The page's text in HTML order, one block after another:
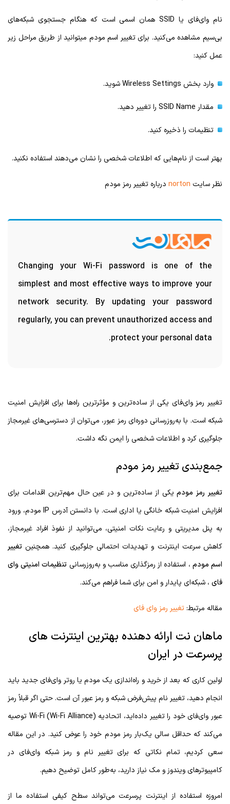
نام وای‌فای یا SSID همان اسمی است که هنگام جستجوی شبکه‌های
بی‌سیم مشاهده می‌کنید. برای تغییر اسم مودم می‎توانید از طریق مراحل زیر
عمل کنید:
وارد بخش Wireless Settings شوید.
مقدار SSID Name را تغییر دهید.
تنظیمات را ذخیره کنید.
بهتر است از نام‌هایی که اطلاعات شخصی را نشان می‌دهند استفاده نکنید.
نظر سایت norton درباره تغییر رمز مودم
Changing your Wi-Fi password is one of the
simplest and most effective ways to improve your
network security. By updating your password
regularly, you can prevent unauthorized access and
protect your personal data.
تغییر رمز وای‌فای یکی از ساده‌ترین و مؤثرترین راه‌ها برای افزایش امنیت
شبکه است. با به‌روزرسانی دوره‌ای رمز عبور، می‌توان از دسترسی‌های غیرمجاز
جلوگیری کرد و اطلاعات شخصی را ایمن نگه داشت.
جمع‌بندی تغییر رمز مودم
تغییر رمز مودمیکی از ساده‌ترین و در عین حال مهم‌ترین اقدامات برای
افزایش امنیت شبکه خانگی یا اداری است. با دانستن آدرس IP مودم، ورود
به پنل مدیریتی و رعایت نکات امنیتی، می‌توانید از نفوذ افراد غیرمجاز،
کاهش سرعت اینترنت و تهدیدات احتمالی جلوگیری کنید. همچنین تغییر
اسم مودم ، استفاده از رمزگذاری مناسب و به‌روزرسانی تنظیمات امنیتی وای
فای ، شبکه‌ای پایدار و امن برای شما فراهم می‌کند.
مقاله مرتبط:تغییر رمز وای فای
ماهان نت ارائه دهنده بهترین اینترنت های
پرسرعت در ایران
اولین کاری که بعد از خرید و راه‌اندازی یک مودم یا روتر وای‌فای جدید باید
انجام دهید، تغییر نام پیش‌فرض شبکه و رمز عبور آن است. حتی اگر قبلاً رمز
عبور وای‌فای خود را تغییر داده‌اید، اتحادیه Wi-Fi (Wi-Fi Alliance) توصیه
می‌کند که حداقل سالی یک‌بار رمز مودم خود را عوض کنید. در این مقاله
سعی کردیم، تمام نکاتی که برای تغییر نام و رمز شبکه وای‌فای در
کامپیوترهای ویندوز و مک نیاز دارید، به‌طور کامل توضیح دهیم.
امروزه استفاده از اینترنت پرسرعت می‌تواند سطح کیفی استفاده ما از